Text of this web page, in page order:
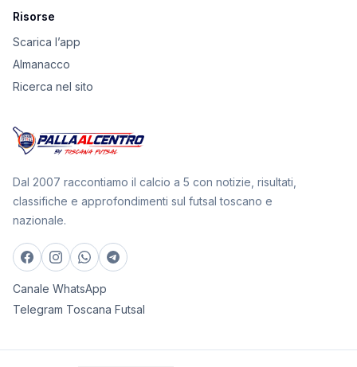
Risorse
Scarica l’app
Almanacco
Ricerca nel sito
Dal 2007 raccontiamo il calcio a 5 con notizie, risultati,
classifiche e approfondimenti sul futsal toscano e
nazionale.
Canale WhatsApp
Telegram Toscana Futsal